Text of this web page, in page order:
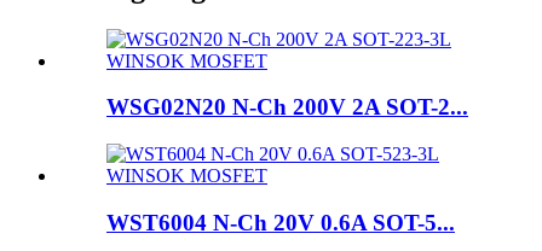
WSG02N20 N-Ch 200V 2A SOT-2...
WST6004 N-Ch 20V 0.6A SOT-5...